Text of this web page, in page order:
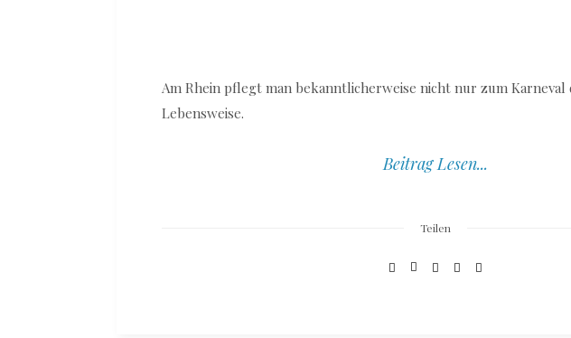
Am Rhein pflegt man bekanntlicherweise nicht nur zum Karneval
Lebensweise.
Beitrag Lesen...
Teilen